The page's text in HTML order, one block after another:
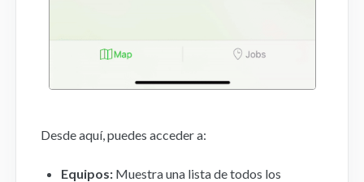
Desde aquí, puedes acceder a:
Equipos: Muestra una lista de todos los